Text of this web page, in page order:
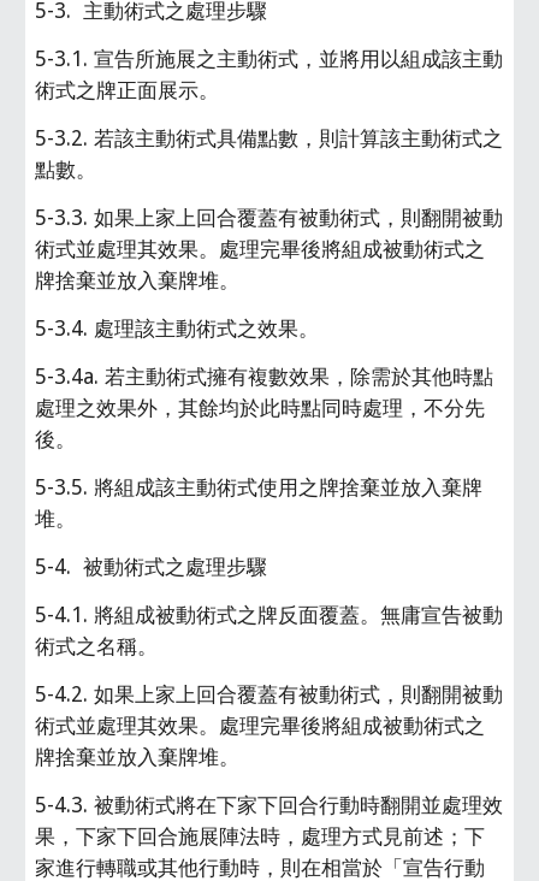
5-3.  主動術式之處理步驟
5-3.1. 宣告所施展之主動術式，並將用以組成該主動
術式之牌正面展示。
5-3.2. 若該主動術式具備點數，則計算該主動術式之
點數。
5-3.3. 如果上家上回合覆蓋有被動術式，則翻開被動
術式並處理其效果。處理完畢後將組成被動術式之
牌捨棄並放入棄牌堆。
5-3.4. 處理該主動術式之效果。
5-3.4a. 若主動術式擁有複數效果，除需於其他時點
處理之效果外，其餘均於此時點同時處理，不分先
後。
5-3.5. 將組成該主動術式使用之牌捨棄並放入棄牌
堆。
5-4.  被動術式之處理步驟
5-4.1. 將組成被動術式之牌反面覆蓋。無庸宣告被動
術式之名稱。
5-4.2. 如果上家上回合覆蓋有被動術式，則翻開被動
術式並處理其效果。處理完畢後將組成被動術式之
牌捨棄並放入棄牌堆。
5-4.3. 被動術式將在下家下回合行動時翻開並處理效
果，下家下回合施展陣法時，處理方式見前述；下
家進行轉職或其他行動時，則在相當於「宣告行動